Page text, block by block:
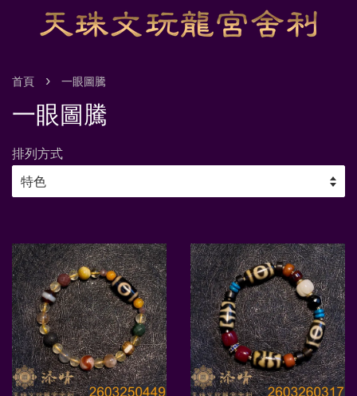
首頁 › 一眼圖騰
一眼圖騰
排列方式